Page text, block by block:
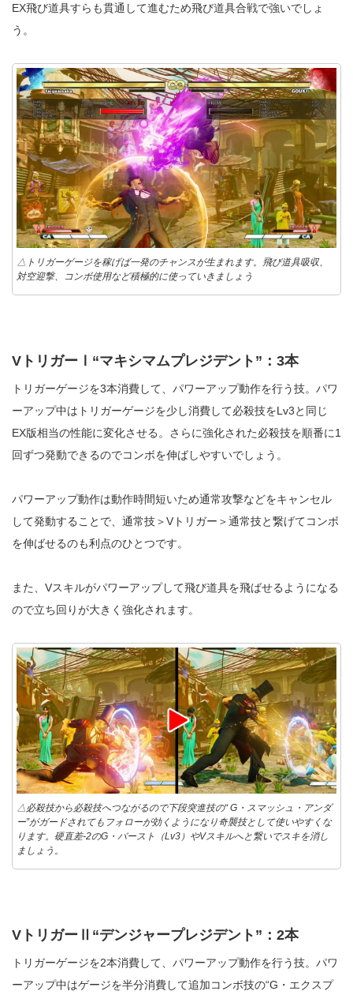
EX飛び道具すらも貫通して進むため飛び道具合戦で強いでしょ
う。
△トリガーゲージを稼げば一発のチャンスが生まれます。飛び道具吸収、
対空迎撃、コンボ使用など積極的に使っていきましょう
VトリガーⅠ“マキシマムプレジデント”：3本
トリガーゲージを3本消費して、パワーアップ動作を行う技。パワ
ーアップ中はトリガーゲージを少し消費して必殺技をLv3と同じ
EX版相当の性能に変化させる。さらに強化された必殺技を順番に1
回ずつ発動できるのでコンボを伸ばしやすいでしょう。
パワーアップ動作は動作時間短いため通常攻撃などをキャンセル
して発動することで、通常技＞Vトリガー＞通常技と繋げてコンボ
を伸ばせるのも利点のひとつです。
また、Vスキルがパワーアップして飛び道具を飛ばせるようになる
ので立ち回りが大きく強化されます。
△必殺技から必殺技へつながるので下段突進技の“ G・スマッシュ・アンダ
ー”がガードされてもフォローが効くようになり奇襲技として使いやすくな
ります。硬直差-2のG・バースト（Lv3）やVスキルへと繋いでスキを消し
ましょう。
VトリガーⅡ“デンジャープレジデント”：2本
トリガーゲージを2本消費して、パワーアップ動作を行う技。パワ
ーアップ中はゲージを半分消費して追加コンボ技の“G・エクスプ